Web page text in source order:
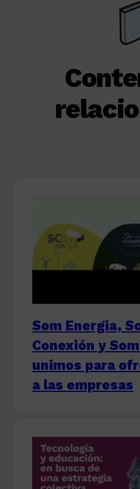
Som Energia,
Conexión y
unimos para
a las empresas